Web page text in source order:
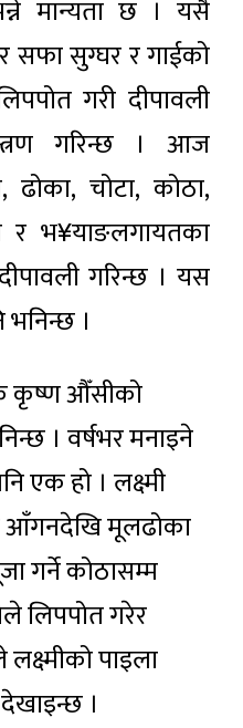
मान्यता छ । यसै
सुग्घर र गाईको
गरी दीपावली
गरिन्छ । आज
चोटा, कोठा,
र भ¥याङलगायतका
गरिन्छ । यस
भनिन्छ ।
कृष्ण औँसीको
। वर्षभर मनाइने
एक हो । लक्ष्मी
मूलढोका
गर्ने कोठासम्म
लिपपोत गरेर
पाइला
।